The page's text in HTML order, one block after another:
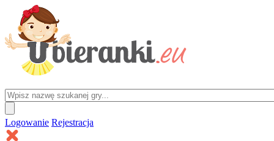
Logowanie Rejestracja